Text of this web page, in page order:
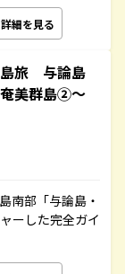
詳細を見る
旅 与論島
美群島②～
南部「与論島・
ーした完全ガイ